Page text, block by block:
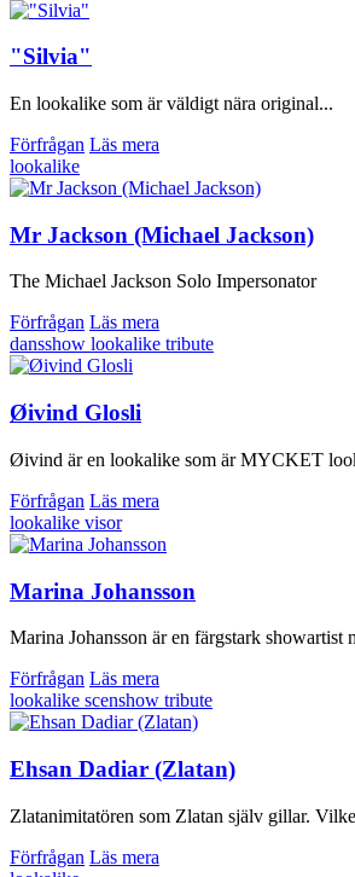
"Silvia"
En lookalike som är väldigt nära original...
Förfrågan Läs mera
lookalike
Mr Jackson (Michael Jackson)
The Michael Jackson Solo Impersonator
Förfrågan Läs mera
dansshow lookalike tribute
Øivind Glosli
Øivind är en lookalike som är MYCKET
Förfrågan Läs mera
lookalike visor
Marina Johansson
Marina Johansson är en färgstark
Förfrågan Läs mera
lookalike scenshow tribute
Ehsan Dadiar (Zlatan)
Zlatanimitatören som Zlatan själv gillar.
Förfrågan Läs mera